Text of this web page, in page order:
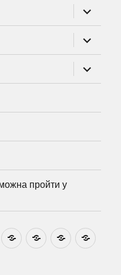
підменю
підменю
підменю
пройти у
План
графік
Розумовські
зустрічі
Реєстрація